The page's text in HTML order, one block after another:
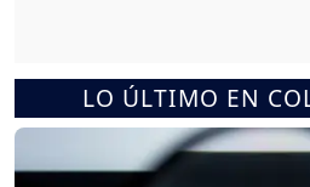
LO ÚLTIMO EN